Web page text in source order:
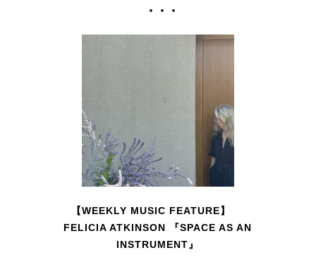
【WEEKLY MUSIC FEATURE】
FELICIA ATKINSON 『SPACE AS AN
INSTRUMENT』